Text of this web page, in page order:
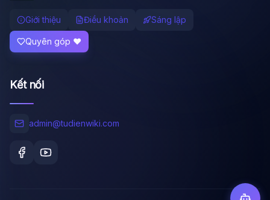
Giới thiệu Điều khoản Sáng lập
Quyên góp ❤️
Kết nối
admin@tudienwiki.com